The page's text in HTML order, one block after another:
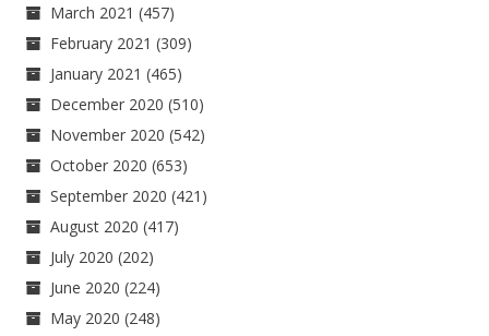
March 2021 (457)
February 2021 (309)
January 2021 (465)
December 2020 (510)
November 2020 (542)
October 2020 (653)
September 2020 (421)
August 2020 (417)
July 2020 (202)
June 2020 (224)
May 2020 (248)